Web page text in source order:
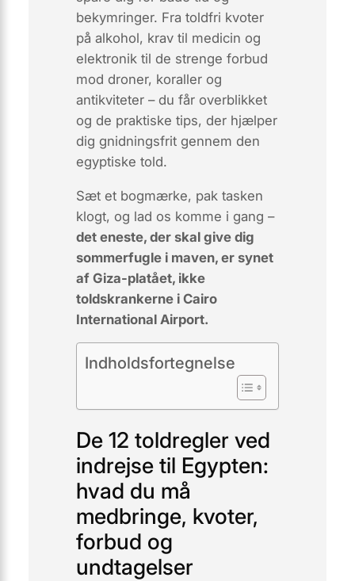
bekymringer. Fra toldfri kvoter
på alkohol, krav til medicin og
elektroniktil de strenge forbud
mod droner, koraller og
antikviteter – du får overblikket
og de praktiske tips, der hjælper
dig gnidningsfrit gennem den
egyptiske told.
Sæt et bogmærke, pak tasken
klogt, og lad os komme i gang –
det eneste, der skal give dig
sommerfugle i maven, er synet
af Giza-platået, ikke
toldskrankerne i Cairo
International Airport.
Indholdsfortegnelse
De 12 toldregler ved
indrejse til Egypten:
hvad du må
medbringe, kvoter,
forbud og
undtagelser